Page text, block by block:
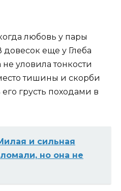
любовь у пары
довесок еще у Глеба
уловила тонкости
тишины и скорби
грусть походами в
и сильная
но она не